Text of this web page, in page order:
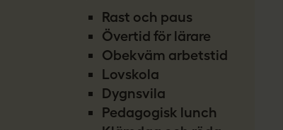
Rast och paus
Övertid för lärare
Obekväm arbetstid
Lovskola
Dygnsvila
Pedagogisk lunch